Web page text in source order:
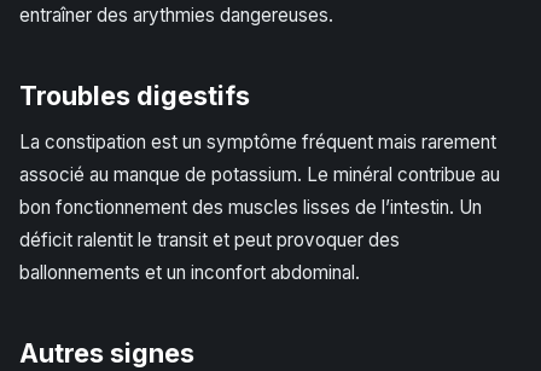
entraîner des arythmies dangereuses.
Troubles digestifs
La constipation est un symptôme fréquent mais rarement
associé au manque de potassium. Le minéral contribue au
bon fonctionnement des muscles lisses de l’intestin. Un
déficit ralentit le transit et peut provoquer des
ballonnements et un inconfort abdominal.
Autres signes